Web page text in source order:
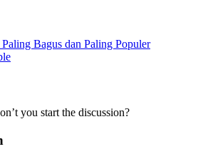
Bagus dan Paling Populer
you start the discussion?